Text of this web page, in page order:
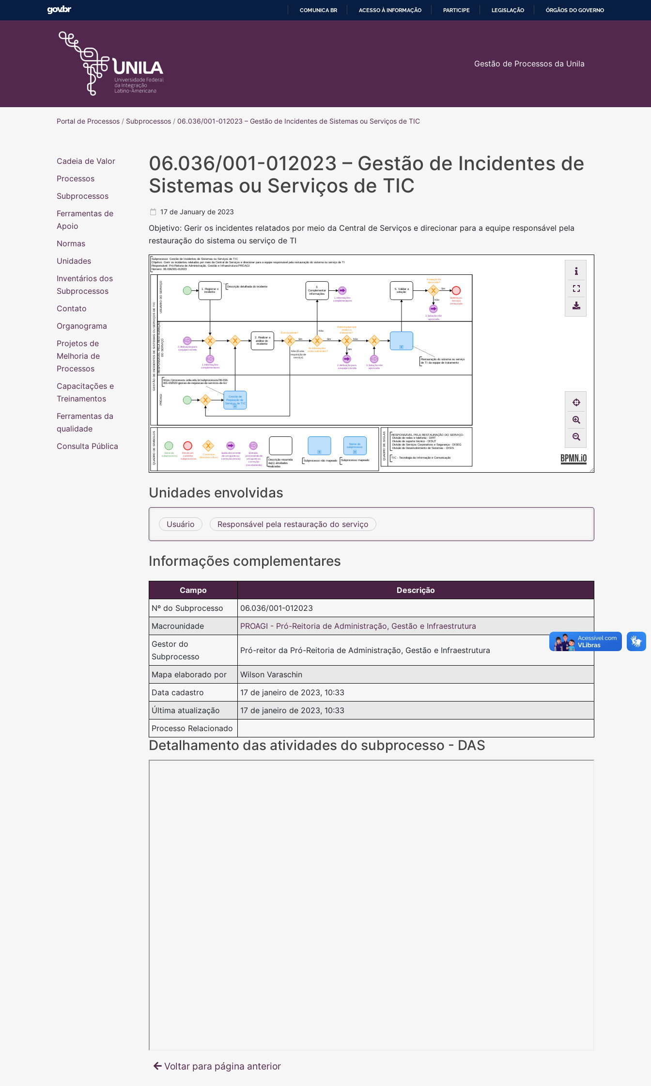
COMUNICA BR ACESSO À INFORMAÇÃO PARTICIPE LEGISLAÇÃO ÓRGÃOS DO GOVERNO
Gestão de Processos da Unila
Portal de ProcessosPortal de Processos
/ Subprocessos / 06.036/001-012023 – Gestão de Incidentes de Sistemas ou Serviços de TIC
06.036/001-012023 – Gestão de Incidentes de
Sistemas ou Serviços de TIC
17 de January de 2023
Objetivo: Gerir os incidentes relatados por meio da Central de Serviços e direcionar para a equipe responsável pela
restauração do sistema ou serviço de TI
GESTÃO DE INCIDENTES DE SISTEMAS OU SERVIÇOS DE TIC
PROAGI
RESPONSÁVEL PELA RESTAURAÇÃODO SERVIÇO
USUÁRIO DO SERVIÇO 3.
Complementar
informações
1. Informações
complementares
5. Validar a
solução
A solução foi
aprovada?
3. Solução não
aprovada
Sistema ou
serviço
restaurado
2. Atribuição para
a equipe correta
1. Informações
complementares
2. Realizar a
análise do
incidente
É um incidente?
As informações
estão suficientes?
Outra equipe que
realiza o
tratamento?
2. Atribuição para
a equipe correta
3. Solução não
aprovada
1. Registrar o
incidente
Gestão de
Requisição de
Serviços de TIC
Restauração do sistema ou serviço
de TI da equipe de tratamento
https://processos.unila.edu.br/subprocessos/06-034-
001-032022-gestao-de-requisicao-de-servicos-de-tic/
Descrição detalhada do incidente
Não
Sim
Sim
Não (É uma
requisição de
serviço)
Não
Sim
Sim
Não
QUADRO DE SÍMBOLOS Início do
subprocesso
Fim de um
caminho
subprocesso
Conecta e
direciona o fluxo
Saída decorrente
de um ajuste ou
correção (envio)
Entrada
proveniente de
um ajuste ou
correção
(recebimento)
Nome do
subprocesso
Descrição resumida
da(s) atividades
realizadas
Subprocesso não mapeado Subprocesso mapeado QUADRO DE SIGLAS RESPONSÁVEL PELA RESTAURAÇÃO DO SERVIÇO-
Divisão de redes e telefonia - DIRT
Divisão de suporte técnico - DISUT
Divisão de Serviços Corporativos e Segurança - DISEG
Divisão de Desenvolvimento de Sistemas - DISIS
TIC - Tecnologia da Informação e Comunicação
Subprocesso: Gestão de Incidentes de Sistemas ou Serviços de TIC
Objetivo: Gerir os incidentes relatados por meio da Central de Serviços e direcionar para a equipe responsável pela restauração do sistema ou serviço de TI
Responsável: Pró-Reitoria de Administração, Gestão e Infraestrutura-PROAGI
Número: 06.036/001-012023
Unidades envolvidas
Usuário Responsável pela restauração do serviço
Informações complementares
Campo
Descrição
Nº do Subprocesso
06.036/001-012023
Macrounidade
PROAGI - Pró-Reitoria de Administração, Gestão e Infraestrutura
Gestor do
Subprocesso
Pró-reitor da Pró-Reitoria de Administração, Gestão e Infraestrutura
Mapa elaborado por
Wilson Varaschin
Data cadastro
17 de janeiro de 2023, 10:33
Última atualização
17 de janeiro de 2023, 10:33
Processo Relacionado
Detalhamento das atividades do subprocesso - DAS
Voltar para página anterior
Cadeia de Valor
Processos
Subprocessos
Ferramentas de
Apoio
Normas
Unidades
Inventários dos
Subprocessos
Contato
Organograma
Projetos de
Melhoria de
Processos
Capacitações e
Treinamentos
Ferramentas da
qualidade
Consulta Pública